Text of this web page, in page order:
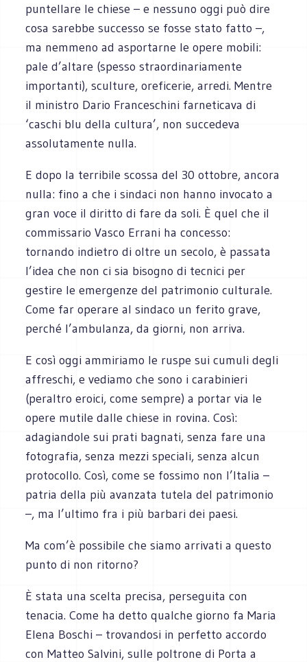
puntellare le chiese – e nessuno oggi può dire
cosa sarebbe successo se fosse stato fatto –,
ma nemmeno ad asportarne le opere mobili:
pale d’altare (spesso straordinariamente
importanti), sculture, oreficerie, arredi. Mentre
il ministro Dario Franceschini farneticava di
‘caschi blu della cultura’, non succedeva
assolutamente nulla.
E dopo la terribile scossa del 30 ottobre, ancora
nulla: fino a che i sindaci non hanno invocato a
gran voce il diritto di fare da soli. È quel che il
commissario Vasco Errani ha concesso:
tornando indietro di oltre un secolo, è passata
l’idea che non ci sia bisogno di tecnici per
gestire le emergenze del patrimonio culturale.
Come far operare al sindaco un ferito grave,
perché l’ambulanza, da giorni, non arriva.
E così oggi ammiriamo le ruspe sui cumuli degli
affreschi, e vediamo che sono i carabinieri
(peraltro eroici, come sempre) a portar via le
opere mutile dalle chiese in rovina. Così:
adagiandole sui prati bagnati, senza fare una
fotografia, senza mezzi speciali, senza alcun
protocollo. Così, come se fossimo non l’Italia –
patria della più avanzata tutela del patrimonio
–, ma l’ultimo fra i più barbari dei paesi.
Ma com’è possibile che siamo arrivati a questo
punto di non ritorno?
È stata una scelta precisa, perseguita con
tenacia. Come ha detto qualche giorno fa Maria
Elena Boschi – trovandosi in perfetto accordo
con Matteo Salvini, sulle poltrone di Porta a